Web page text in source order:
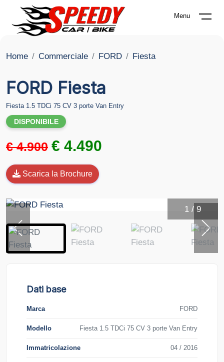
Menu
Home Commerciale FORD Fiesta
FORD Fiesta
Fiesta 1.5 TDCi 75 CV 3 porte Van Entry
DISPONIBILE
€ 4.900 € 4.490
Scarica la Brochure
1 / 9
Dati base
Marca FORD
Modello Fiesta 1.5 TDCi 75 CV 3 porte Van Entry
Immatricolazione 04 / 2016